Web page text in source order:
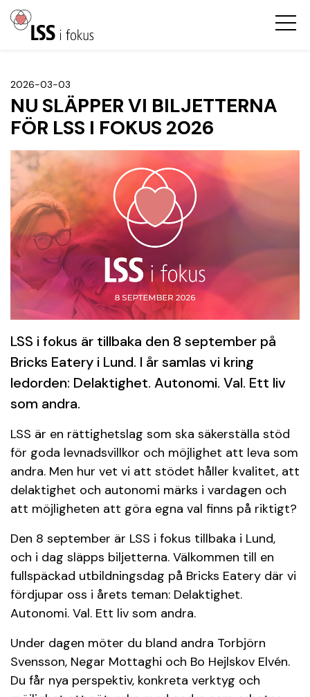
2026-03-03
NU SLÄPPER VI BILJETTERNA
FÖR LSS I FOKUS 2026
LSS i fokus är tillbaka den 8 september på
Bricks Eatery i Lund. I år samlas vi kring
ledorden: Delaktighet. Autonomi. Val. Ett liv
som andra.
LSS är en rättighetslag som ska säkerställa stöd
för goda levnadsvillkor och möjlighet att leva som
andra. Men hur vet vi att stödet håller kvalitet, att
delaktighet och autonomi märks i vardagen och
att möjligheten att göra egna val finns på riktigt?
Den 8 september är LSS i fokus tillbaka i Lund,
och i dag släpps biljetterna. Välkommen till en
fullspäckad utbildningsdag på Bricks Eatery där vi
fördjupar oss i årets teman: Delaktighet.
Autonomi. Val. Ett liv som andra.
Under dagen möter du bland andra Torbjörn
Svensson, Negar Mottaghi och Bo Hejlskov Elvén.
Du får nya perspektiv, konkreta verktyg och